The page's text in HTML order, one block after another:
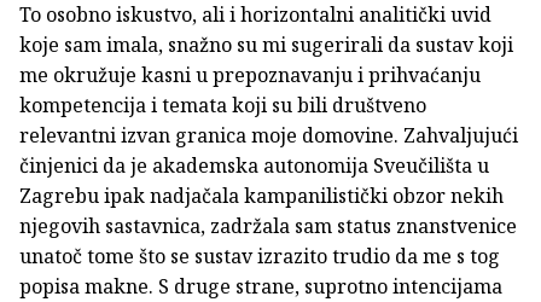
To osobno iskustvo, ali i horizontalni analitički uvid
koje sam imala, snažno su mi sugerirali da sustav koji
me okružuje kasni u prepoznavanju i prihvaćanju
kompetencija i temata koji su bili društveno
relevantni izvan granica moje domovine. Zahvaljujući
činjenici da je akademska autonomija Sveučilišta u
Zagrebu ipak nadjačala kampanilistički obzor nekih
njegovih sastavnica, zadržala sam status znanstvenice
unatoč tome što se sustav izrazito trudio da me s tog
popisa makne. S druge strane, suprotno intencijama